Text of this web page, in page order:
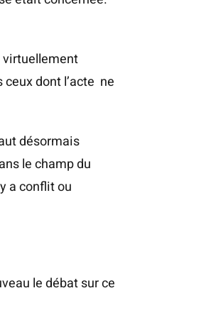
virtuellement
dont l’acte ne
désormais
le champ du
a conflit ou
le débat sur ce